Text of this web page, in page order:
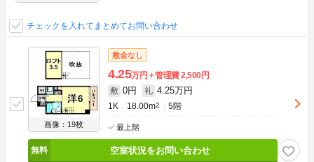
チェックを入れてまとめてお問い合わせ
画像：19枚
敷金なし
4.25万円 管理費2,500円
敷 0円 礼 4.25万円
1K 18.00m2 5階
最上階
空室状況をお問い合わせ